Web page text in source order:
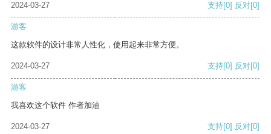
2024-03-27 支持[0] 反对[0]
游客
这款软件的设计非常人性化，使用起来非常方便。
2024-03-27 支持[0] 反对[0]
游客
我喜欢这个软件 作者加油
2024-03-27 支持[0] 反对[0]